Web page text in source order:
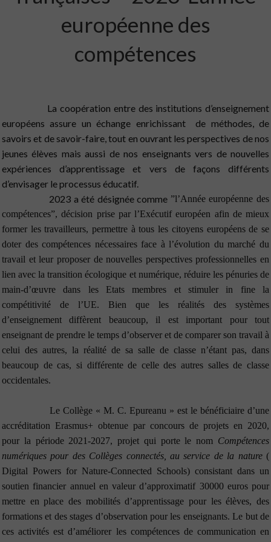
européenne des
compétences
La coopération entre des institutions d’enseignement
européens assure un échange enrichissant de méthodes, de
savoirs et de savoir-faire, tout en ouvrant les perspectives de nos
jeunes élèves mais aussi de nos enseignants vers de nouvelles
expériences d’apprentissage et vers de façons différents
d’envisager le processus éducatif.
2023 aété désignée comme ”l’Année européenne des
compétences”, décision prise par l’Exécutif européen afin de mieux
former les travailleurs, permettre à tous les citoyens européens de se
doter des compétences nécessaires face à l’évolution du marché du
travail et leur proposer de nouvelles perspectives professionnelles en
lien avec la transition écologique et numérique, réduire les pénuries de
main-d’œuvre dans les Etats membres et stimuler in fine la
compétitivité de l’UE. Bien que les réalités des systèmes
d’enseignement diffèrent beaucoup, il est important pour tout
enseignant de prendre le temps d’observer et de comparer son travail à
celui des autres, la réalité de sa salle de classe n’étant pas, dans
beaucoup de cas, si différente de celle des autres salles de classe
occidentales.
Le Collège « M. C. Epureanu » est le bénéficiaire d’une
accréditation Erasmus+ obtenue par concours de projets en 2020,
pour la période 2021-2027, projet qui porte le nom Compétences
numériques pour des Collèges connectés, au service de la nature(
Digital Powers for Nature-Connected Schools) consistant dans un
soutien financier annuel en valeur d’approximatif 30000 euros pour
mettre en place des mobilités d’apprentissage pour les élèves, des
formations et des stages d’observation pour les enseignants. Le but de
ces activités est d’améliorer les compétences de communication en